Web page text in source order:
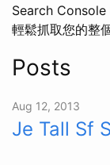
Search Console
輕鬆抓取您的整
Posts
Aug 12, 2013
Je Tall Sf